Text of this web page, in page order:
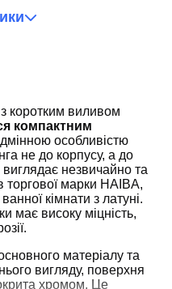
коротким виливом
компактним
особливістю
не до корпусу, а до
виглядає незвичайно та
торгової марки HAIBA,
кімнати з латуні.
має високу міцність,
матеріалу та
вигляду, поверхня
хромом. Це